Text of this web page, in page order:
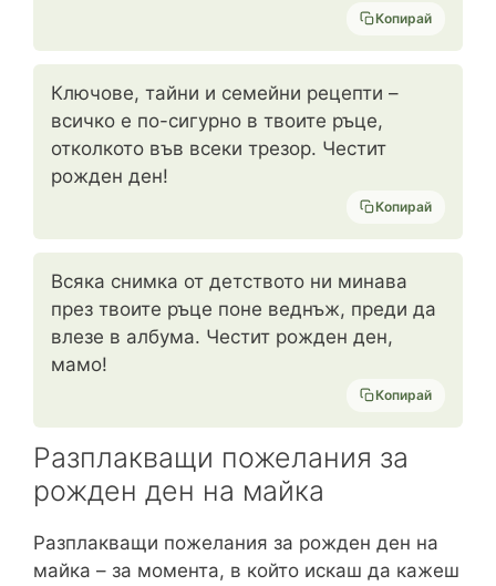
Копирай
Ключове, тайни и семейни рецепти –
всичко е по-сигурно в твоите ръце,
отколкото във всеки трезор. Честит
рожден ден!
Копирай
Всяка снимка от детството ни минава
през твоите ръце поне веднъж, преди да
влезе в албума. Честит рожден ден,
мамо!
Копирай
Разплакващи пожелания за
рожден ден на майка
Разплакващи пожелания за рожден ден на
майка – за момента, в който искаш да кажеш